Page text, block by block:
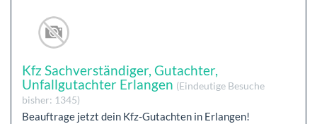
Kfz Sachverständiger, Gutachter,
Unfallgutachter Erlangen (Eindeutige Besuche
bisher: 1345)
Beauftrage jetzt dein Kfz-Gutachten in Erlangen!